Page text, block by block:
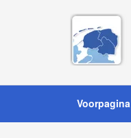
Voorpagina